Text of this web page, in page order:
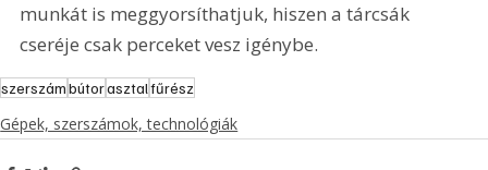
munkát is meggyorsíthatjuk, hiszen a tárcsák
cseréje csak perceket vesz igénybe.
szerszámbútorasztalfűrész
Gépek, szerszámok, technológiák